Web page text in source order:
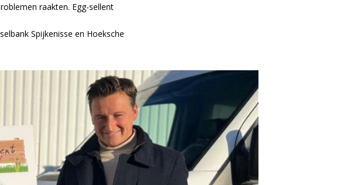
raakten. Egg-sellent
Spijkenisse en Hoeksche